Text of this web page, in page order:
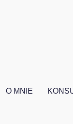
O MNIE